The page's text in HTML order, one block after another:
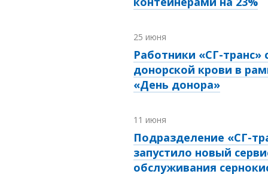
25 июня
Работники «СГ-транс»
донорской крови в
«День донора»
11 июня
Подразделение «СГ-
запустило новый
обслуживания